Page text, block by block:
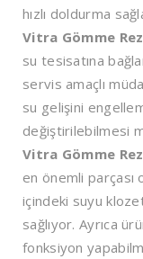
hızlı doldurma
Vitra Gömme
su tesisatına
servis amaçlı
su gelişini
değiştirilebilmesi
Vitra Gömme
en önemli
içindeki suyu
sağlıyor. Ayrıca
fonksiyon